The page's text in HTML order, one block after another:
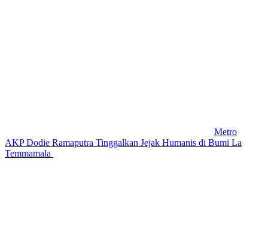
Metro
AKP Dodie Ramaputra Tinggalkan Jejak Humanis di Bumi La
Temmamala